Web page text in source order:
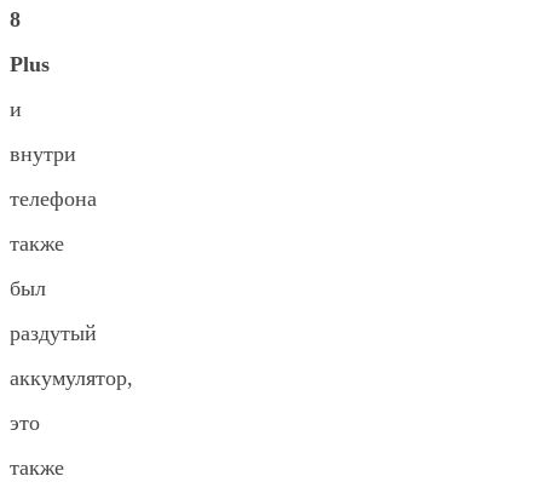
8
Plus
и
внутри
телефона
также
был
раздутый
аккумулятор,
это
также